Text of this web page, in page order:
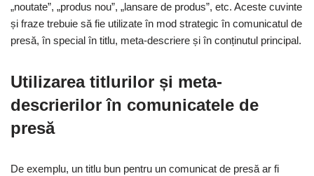
„noutate”, „produs nou”, „lansare de produs”, etc. Aceste cuvinte
și fraze trebuie să fie utilizate în mod strategic în comunicatul de
presă, în special în titlu, meta-descriere și în conținutul principal.
Utilizarea titlurilor și meta-
descrierilor în comunicatele de
presă
De exemplu, un titlu bun pentru un comunicat de presă ar fi